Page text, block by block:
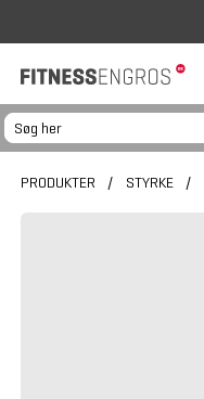
PRODUKTER / STYRKE /